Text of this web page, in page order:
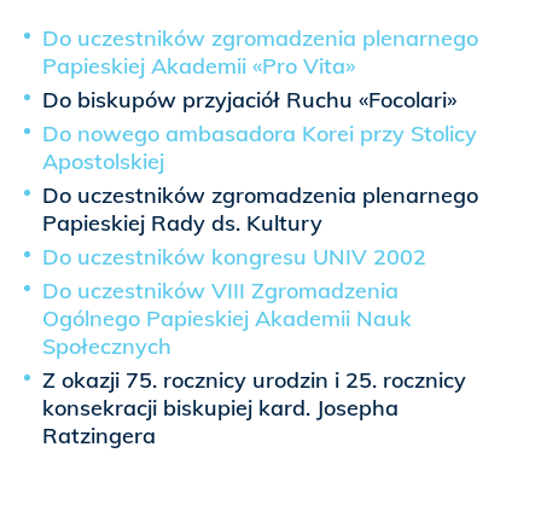
Do uczestników zgromadzenia plenarnego
Papieskiej Akademii «Pro Vita»
Do biskupów przyjaciół Ruchu «Focolari»
Do nowego ambasadora Korei przy Stolicy
Apostolskiej
Do uczestników zgromadzenia plenarnego
Papieskiej Rady ds. Kultury
Do uczestników kongresu UNIV 2002
Do uczestników VIII Zgromadzenia
Ogólnego Papieskiej Akademii Nauk
Społecznych
Z okazji 75. rocznicy urodzin i 25. rocznicy
konsekracji biskupiej kard. Josepha
Ratzingera